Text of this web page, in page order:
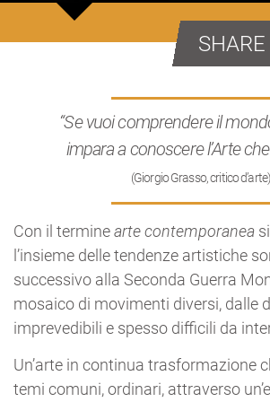
SHARE
“Se vuoi comprendere il
impara a conoscere l’Arte
(Giorgio Grasso, critico d’arte)
Con il terminearte contemporanea
l’insieme delle tendenze artistiche
successivo alla Seconda Guerra
mosaico di movimenti diversi, dalle
imprevedibili e spesso difficili da
Un’arte in continua trasformazione
temi comuni, ordinari, attraverso